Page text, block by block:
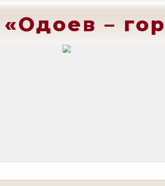
«Одоев –